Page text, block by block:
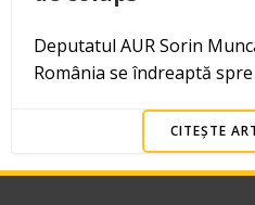
Deputatul AUR Sorin
România se îndreaptă
CITEȘTE